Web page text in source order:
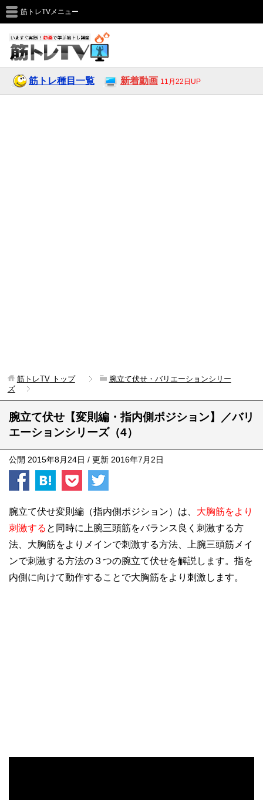
筋トレ種目一覧 新着動画 11月22日UP
筋トレTVメニュー
筋トレTVトップ
腕立て伏せ・バリエーションシリー
ズ
腕立て伏せ【変則編・指内側ポジション】／バリ
エーションシリーズ（4）
公開 2015年8月24日 / 更新 2016年7月2日
腕立て伏せ変則編（指内側ポジション）は、 大胸筋をより
刺激する と同時に上腕三頭筋をバランス良く刺激する方
法、大胸筋をよりメインで刺激する方法、上腕三頭筋メイ
ンで刺激する方法の３つの腕立て伏せを解説します。指を
内側に向けて動作することで大胸筋をより刺激します。